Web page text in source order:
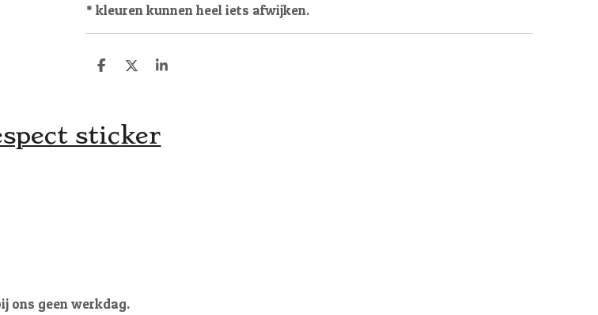
* kleuren kunnen heel iets afwijken.
D
n
D
S
sticker
ons geen werkdag.